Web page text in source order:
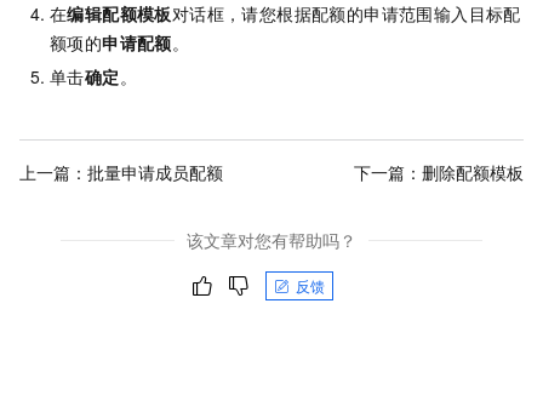
在编辑配额模板对话框，请您根据配额的申请范围输入目标配
额项的申请配额。
单击确定。
上一篇： 批量申请成员配额 下一篇： 删除配额模板
该文章对您有帮助吗？
反馈